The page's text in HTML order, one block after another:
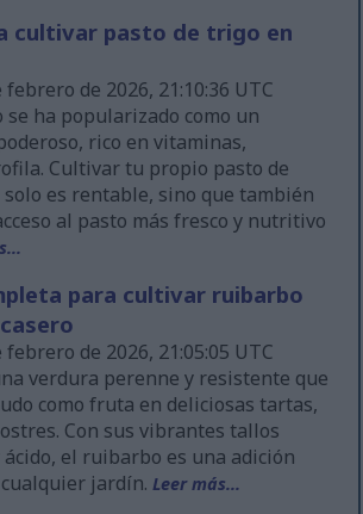
cultivar pasto de trigo en
febrero de 2026, 21:10:36 UTC
se ha popularizado como un
rico en vitaminas,
Cultivar tu propio pasto de
es rentable, sino que también
al pasto más fresco y nutritivo
para cultivar ruibarbo
febrero de 2026, 21:05:05 UTC
verdura perenne y resistente que
como fruta en deliciosas tartas,
Con sus vibrantes tallos
el ruibarbo es una adición
jardín.Leer más...